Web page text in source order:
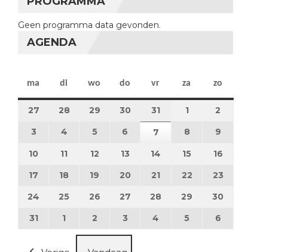
Geen programma data gevonden.
AGENDA
ma maandag
di dinsdag
wo woensdag
do donderdag
vr vrijdag
za zaterdag
zo
27 27 juli 2026
28 28 juli 2026
29 29 juli 2026
3030 juli 2026
31 31 juli 2026
11 augustus 2026
2
3 3 augustus 2026
4 4 augustus 2026
55 augustus 2026
6 6 augustus 2026
7 7 augustus 2026
8 8 augustus 2026
9
10 10 augustus 2026
11 11 augustus 2026
12 12 augustus 2026
13 13 augustus 2026
14 14 augustus 2026
15 15 augustus 2026
16
17 17 augustus 2026
18 18 augustus 2026
19 19 augustus 2026
20 20 augustus 2026
21 21 augustus 2026
22 22 augustus 2026
23
24 24 augustus 2026
25 25 augustus 2026
26 26 augustus 2026
27 27 augustus 2026
28 28 augustus 2026
29 29 augustus 2026
30
3131 augustus 2026
1 1 september 2026
2 2 september 2026
3 3 september 2026
4 4 september 2026
5 5 september 2026
6